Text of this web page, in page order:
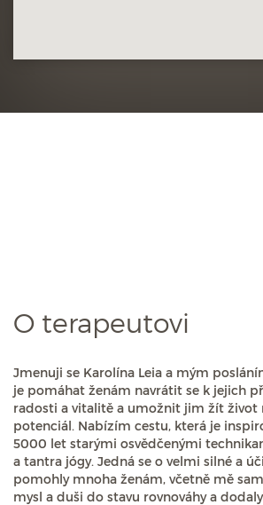
O terapeutovi
Jmenuji se Karolína Leia a mým
je pomáhat ženám navrátit se k jejich
radosti a vitalitě a umožnit jim žít život
potenciál. Nabízím cestu, která je
5000 let starými osvědčenými
a tantra jógy. Jedná se o velmi silné a
pomohly mnoha ženám, včetně mě
mysl a duši do stavu rovnováhy a